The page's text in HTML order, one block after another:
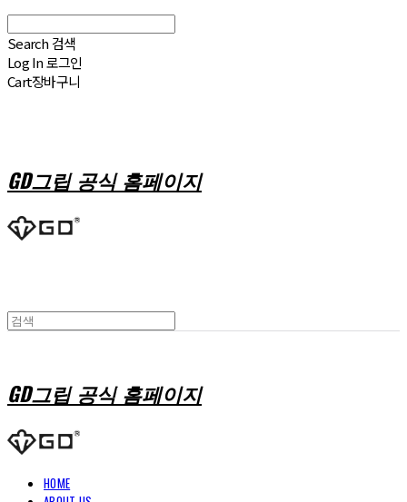
Search 검색
Log In로그인
Cart장바구니
GD그립 공식 홈페이지
GD그립 공식 홈페이지
HOME